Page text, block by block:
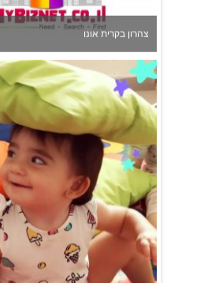
צהרון בקרית אונו